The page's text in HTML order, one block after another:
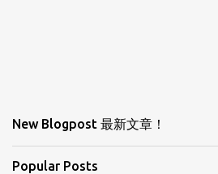
New Blogpost 最新文章！
Popular Posts